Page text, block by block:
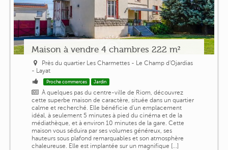
Maison à vendre 4 chambres 222 m²
Près du quartier Les Charmettes - Le Champ d'Ojardias
- Layat
Proche commerces Jardin
À quelques pas du centre-ville de Riom, découvrez
cette superbe maison de caractère, située dans un quartier
calme et recherché. Elle bénéficie d'un emplacement
idéal, à seulement 5 minutes à pied du cinéma et de la
médiathèque, et à environ 10 minutes de la gare. Cette
maison vous séduira par ses volumes généreux, ses
hauteurs sous plafond remarquables et son atmosphère
chaleureuse. Elle est implantée sur un magnifique [...]